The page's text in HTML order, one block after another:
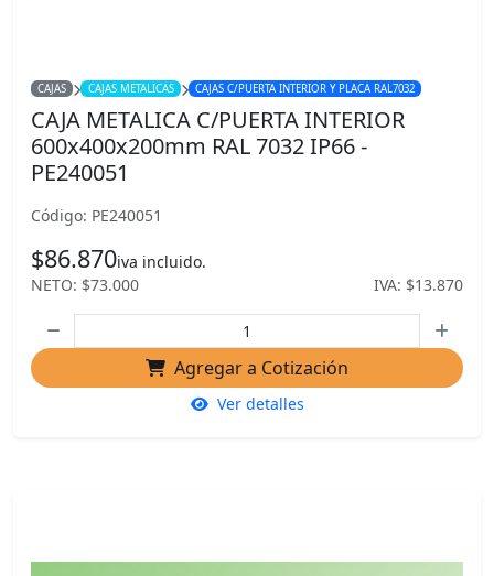
CAJAS CAJAS METALICAS CAJAS C/PUERTA INTERIOR Y PLACA RAL7032
CAJA METALICA C/PUERTA INTERIOR
600x400x200mm RAL 7032 IP66 -
PE240051
Código: PE240051
$86.870iva incluido.
NETO: $73.000
IVA: $13.870
Agregar a Cotización
Ver detalles